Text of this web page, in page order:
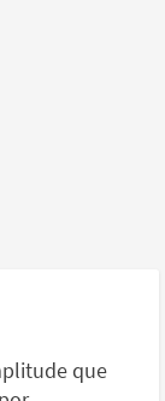
que